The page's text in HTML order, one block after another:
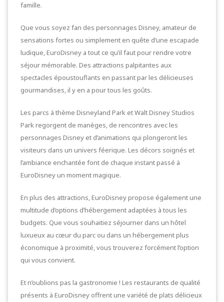
famille.
Que vous soyez fan des personnages Disney, amateur de
sensations fortes ou simplement en quête d’une escapade
ludique, EuroDisney a tout ce qu’il faut pour rendre votre
séjour mémorable. Des attractions palpitantes aux
spectacles époustouflants en passant par les délicieuses
gourmandises, il y en a pour tous les goûts.
Les parcs à thème Disneyland Park et Walt Disney Studios
Park regorgent de manèges, de rencontres avec les
personnages Disney et d’animations qui plongeront les
visiteurs dans un univers féerique. Les décors soignés et
l’ambiance enchantée font de chaque instant passé à
EuroDisney un moment magique.
En plus des attractions, EuroDisney propose également une
multitude d’options d’hébergement adaptées à tous les
budgets. Que vous souhaitiez séjourner dans un hôtel
luxueux au cœur du parc ou dans un hébergement plus
économique à proximité, vous trouverez forcément l’option
qui vous convient.
Et n’oublions pas la gastronomie ! Les restaurants de qualité
présents à EuroDisney offrent une variété de plats délicieux